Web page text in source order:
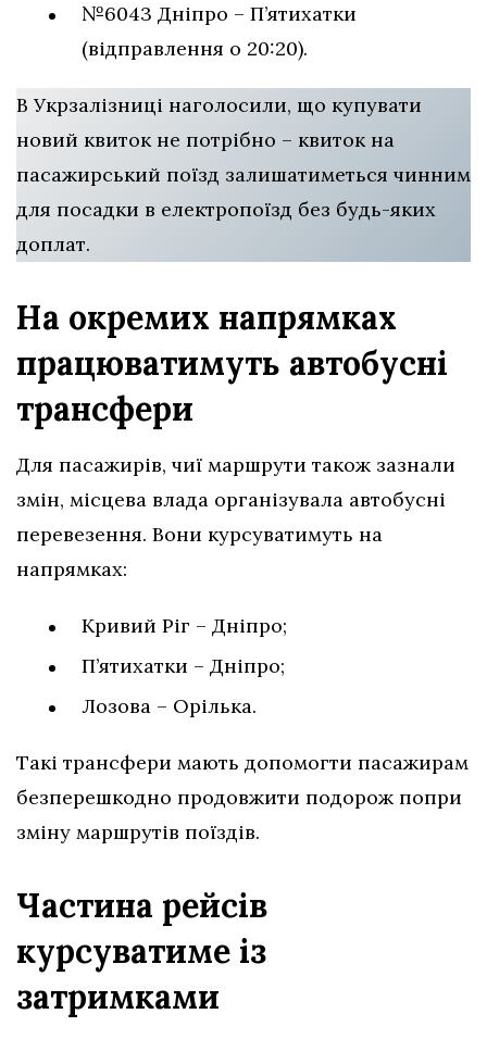
№6043 Дніпро – П’ятихатки
(відправлення о 20:20).
В Укрзалізниці наголосили, що купувати
новий квиток не потрібно – квиток на
пасажирський поїзд залишатиметься чинним
для посадки в електропоїзд без будь-яких
доплат.
На окремих напрямках
працюватимуть автобусні
трансфери
Для пасажирів, чиї маршрути також зазнали
змін, місцева влада організувала автобусні
перевезення. Вони курсуватимуть на
напрямках:
Кривий Ріг – Дніпро;
П’ятихатки – Дніпро;
Лозова – Орілька.
Такі трансфери мають допомогти пасажирам
безперешкодно продовжити подорож попри
зміну маршрутів поїздів.
Частина рейсів
курсуватиме із
затримками